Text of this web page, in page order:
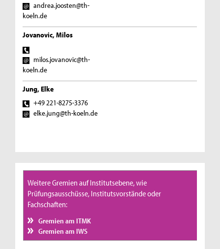
andrea.joosten@th-
koeln.de
Jovanovic, Milos
milos.jovanovic@th-
koeln.de
Jung, Elke
+49 221-8275-3376
elke.jung@th-koeln.de
Weitere Gremien auf Institutsebene, wie
Prüfungsausschüsse, Institutsvorstände oder
Fachschaften:
Gremien am ITMK
Gremien am IWS